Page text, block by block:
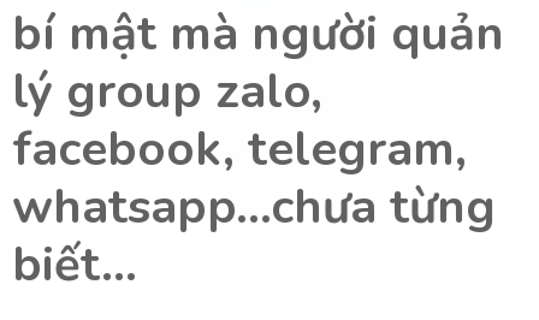
bí mật mà người quản
lý group zalo,
facebook, telegram,
whatsapp...chưa từng
biết...